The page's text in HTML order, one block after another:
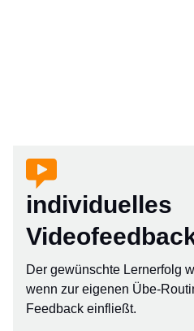
individuelles
Der gewünschte Lernerfolg
wenn zur eigenen Übe-
Feedback einfließt.